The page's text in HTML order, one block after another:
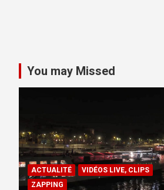
You may Missed
ACTUALITÉ
VIDÉOS LIVE, CLIPS
ZAPPING